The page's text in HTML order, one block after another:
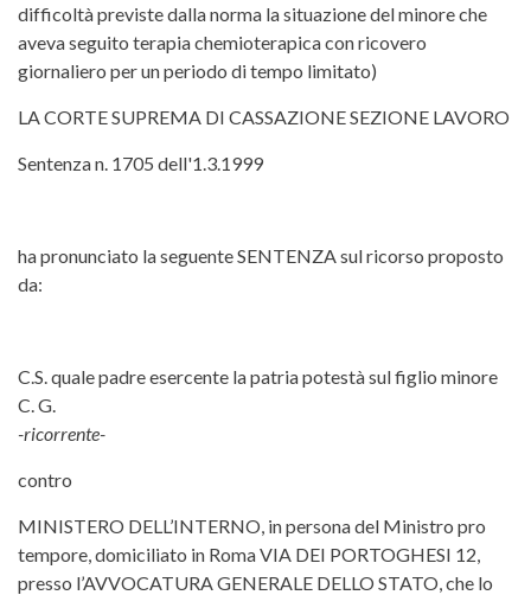
difficoltà previste dalla norma la situazione del minore che
aveva seguito terapia chemioterapica con ricovero
giornaliero per un periodo di tempo limitato)
LA CORTE SUPREMA DI CASSAZIONE SEZIONE LAVORO
Sentenza n. 1705 dell'1.3.1999
ha pronunciato la seguente SENTENZA sul ricorso proposto
da:
C.S. quale padre esercente la patria potestà sul figlio minore
C. G.
-ricorrente-
contro
MINISTERO DELL’INTERNO, in persona del Ministro pro
tempore, domiciliato in Roma VIA DEI PORTOGHESI 12,
presso l’AVVOCATURA GENERALE DELLO STATO, che lo